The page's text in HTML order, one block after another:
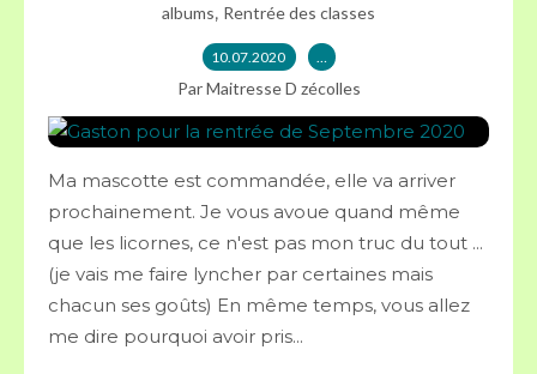
albums, Rentrée des classes
10.07.2020 …
Par Maitresse D zécolles
Ma mascotte est commandée, elle va arriver
prochainement. Je vous avoue quand même
que les licornes, ce n'est pas mon truc du tout ...
(je vais me faire lyncher par certaines mais
chacun ses goûts) En même temps, vous allez
me dire pourquoi avoir pris...